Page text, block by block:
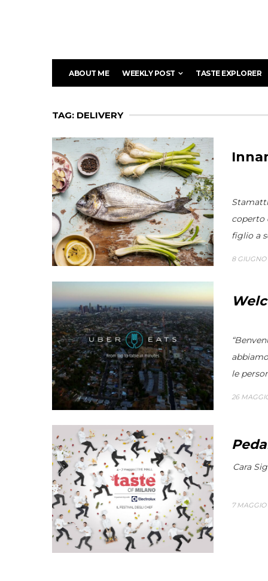
ABOUT ME WEEKLY POST TASTE EXPLORER
TAG: DELIVERY
coperto
figlio a
8 GIUGNO
le
26
Cara
7 MAGGIO